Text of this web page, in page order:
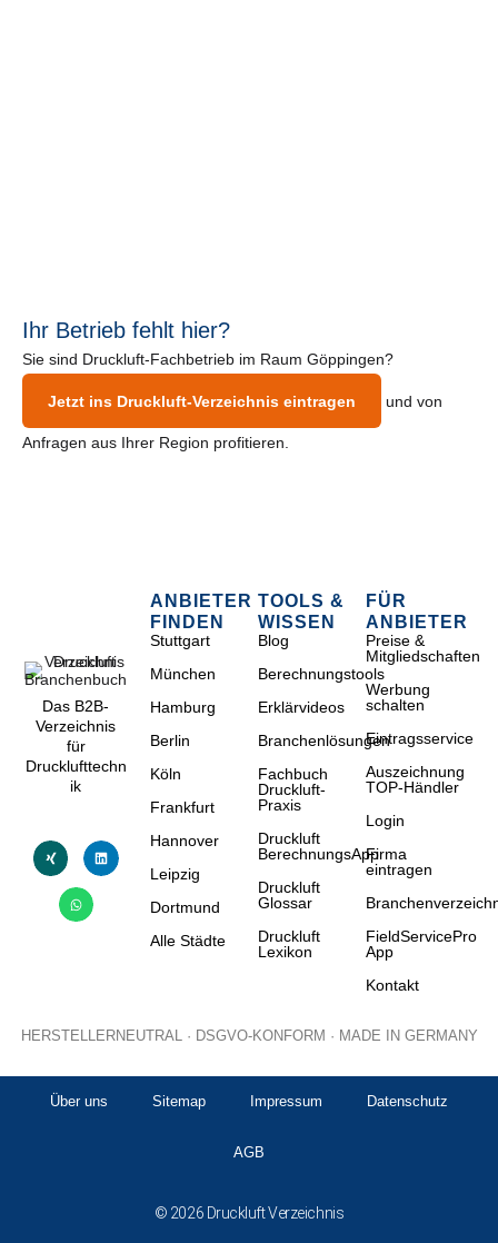
Ihr Betrieb fehlt hier?
Sie sind Druckluft-Fachbetrieb im Raum Göppingen?
Jetzt ins Druckluft-Verzeichnis eintragen und von
Anfragen aus Ihrer Region profitieren.
Das B2B-
Verzeichnis
für
Drucklufttechn
ik
ANBIETER
FINDEN
Stuttgart
München
Hamburg
Berlin
Köln
Frankfurt
Hannover
Leipzig
Dortmund
Alle Städte
TOOLS &
WISSEN
Blog
Berechnungstools
Erklärvideos
Branchenlösungen
Fachbuch
Druckluft-
Praxis
Druckluft
BerechnungsApp
Druckluft
Glossar
Druckluft
Lexikon
FÜR
ANBIETER
Preise &
Mitgliedschaften
Werbung
schalten
Eintragsservice
Auszeichnung
TOP-Händler
Login
Firma
eintragen
FieldServicePro
App
Kontakt
HERSTELLERNEUTRAL · DSGVO-KONFORM · MADE IN GERMANY
© 2026 Druckluft Verzeichnis
Über uns Sitemap Impressum Datenschutz
AGB